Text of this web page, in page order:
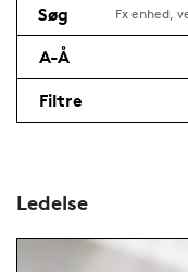
Filtre
A-Å
Søg
Ledelse